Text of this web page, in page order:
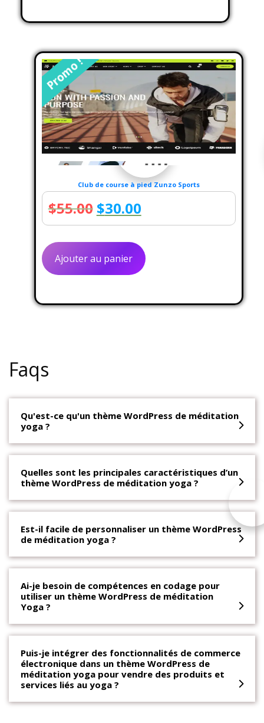
Promo !
Club de course à pied Zunzo Sports
$55.00 Le
prix
initial
était :
$30.00Le
prix
actuel
est :
Ajouter au panier
Faqs
Qu'est-ce qu'un thème WordPress de méditation
yoga ?
Quelles sont les principales caractéristiques d’un
thème WordPress de méditation yoga ?
Est-il facile de personnaliser un thème WordPress
de méditation yoga ?
Ai-je besoin de compétences en codage pour
utiliser un thème WordPress de méditation
Yoga ?
Puis-je intégrer des fonctionnalités de commerce
électronique dans un thème WordPress de
méditation yoga pour vendre des produits et
services liés au yoga ?